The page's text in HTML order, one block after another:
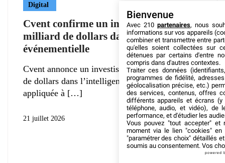
Digital
Cvent confirme un investissement d’un
milliard de dollars dans l’IA
événementielle
Cvent annonce un investissement d’un milliard
de dollars dans l’intelligence artificielle
appliquée à
21 juillet 2026
Bienvenue
Avec 210 partenaires, nous
informations sur vos appareils
combiner et transmettre entre
qu'elles soient collectées sur
détenues par certains d'entre
compris dans d'autres contextes.
Traiter ces données
programmes de fidélité,
géolocalisation précise, etc.)
des services, contenus, offres
différents appareils et écrans (y
téléphone, audio, et vidéo), de
performance, et d'étudier les
Vous pouvez "tout accepter" et
moment via le lien "cookies" en
"paramétrer des choix" détaillés
soumis au consentement. Vos
powered